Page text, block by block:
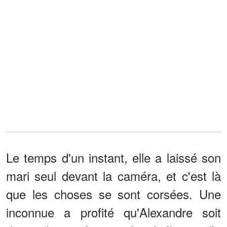
Le temps d'un instant, elle a laissé son
mari seul devant la caméra, et c'est là
que les choses se sont corsées. Une
inconnue a profité qu'Alexandre soit